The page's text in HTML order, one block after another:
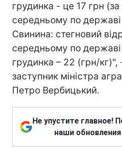
грудинка - це 17 грн
середньому по державі
Свинина: стегновий
середньому по
грудинка – 22 (грн/кг)",
заступник міністра
Петро Вербицький.
Не упустите главное!
наши